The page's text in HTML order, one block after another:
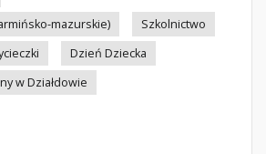
mazurskie)
Szkolnictwo
Dzień Dziecka
w Działdowie